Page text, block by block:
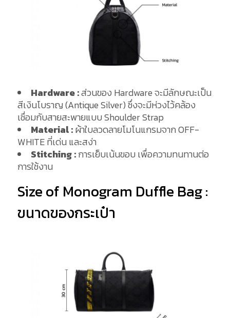
Hardware :ส่วนของ Hardware จะมีลักษณะเป็น
สีเงินโบราญ (Antique Silver) ซึ่งจะมีห่วงไว้คล้อง
เชื่อมกับสายสะพายแบบ Shoulder Strap
Material :ผ้าใบลวดลายโมโนแกรมจาก OFF-
WHITE ที่เด่น และสง่า
Stitching :การเย็บเน้นขอบ เพื่อความทนทานต่อ
การใช้งาน
Size of Monogram Duffle Bag :
ขนาดของกระเป๋า